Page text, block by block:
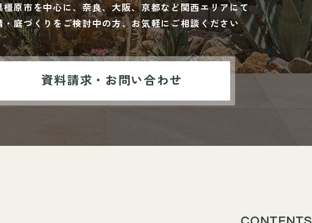
橿原市を中心に、奈良、大阪、京都など関西エリアにて
・庭づくりをご検討中の方、お気軽にご相談ください
資料請求・お問い合わせ